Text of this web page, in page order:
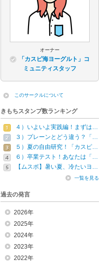
オーナー
「カスピ海ヨーグルト」コ
ミュニティスタッフ
このサークルについて
きもちスタンプ数ランキング
４）いよいよ実践編！まずは…
３）プレーンとどう違う？「…
５）夏の自由研究！「カスピ…
６）卒業テスト！あなたは「…
【ムスボ】暑い夏、冷たいヨ…
一覧を見る
過去の発言
2026年
2025年
2024年
2023年
2022年